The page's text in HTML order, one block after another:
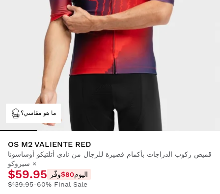
ما هو مقاسي؟
OS M2 VALIENTE RED
قميص ركوب الدراجات بأكمام قصيرة للرجال من نادي أتلتيكو أوساسونا
× سيروكو
$59.95 وفّر$80اليوم
$139.95-60% Final Sale